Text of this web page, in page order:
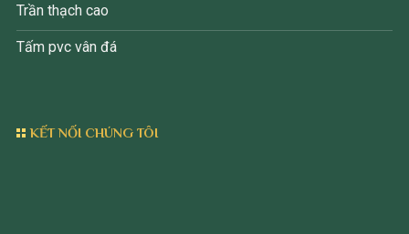
Trần thạch cao
Tấm pvc vân đá
KẾT NỐI CHÚNG TÔI